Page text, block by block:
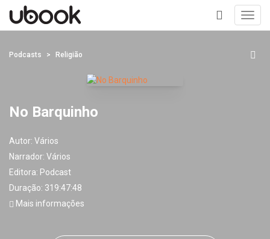
+
Podcasts Religião
No Barquinho
Autor: Vários
Narrador: Vários
Editora: Podcast
Duração: 319:47:48
Mais informações